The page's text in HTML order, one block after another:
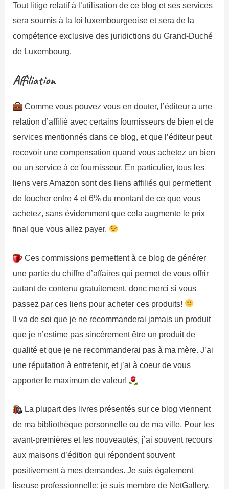
Tout litige relatif à l’utilisation de ce blog et ses services
sera soumis à la loi luxembourgeoise et sera de la
compétence exclusive des juridictions du Grand-Duché
de Luxembourg.
Affiliation
Comme vous pouvez vous en douter, l’éditeur a une
relation d’affilié avec certains fournisseurs de bien et de
services mentionnés dans ce blog, et que l’éditeur peut
recevoir une compensation quand vous achetez un bien
ou un service à ce fournisseur. En particulier, tous les
liens vers Amazon sont des liens affiliés qui permettent
de toucher entre 4 et 6% du montant de ce que vous
achetez, sans évidemment que cela augmente le prix
final que vous allez payer.
Ces commissions permettent à ce blog de générer
une partie du chiffre d’affaires qui permet de vous offrir
autant de contenu gratuitement, donc merci si vous
passez par ces liens pour acheter ces produits!
Il va de soi que je ne recommanderai jamais un produit
que je n’estime pas sincèrement être un produit de
qualité et que je ne recommanderai pas à ma mère. J’ai
une réputation à entretenir, et j’ai à coeur de vous
apporter le maximum de valeur!
La plupart des livres présentés sur ce blog viennent
de ma bibliothèque personnelle ou de ma ville. Pour les
avant-premières et les nouveautés, j’ai souvent recours
aux maisons d’édition qui répondent souvent
positivement à mes demandes. Je suis également
liseuse professionnelle: je suis membre de NetGallery.